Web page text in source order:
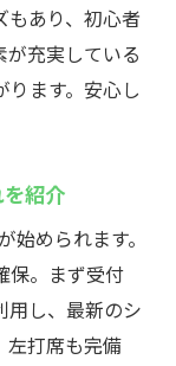
もあり、初心者
充実している
ります。安心し
紹介
始められます。
保。まず受付
用し、最新のシ
左打席も完備